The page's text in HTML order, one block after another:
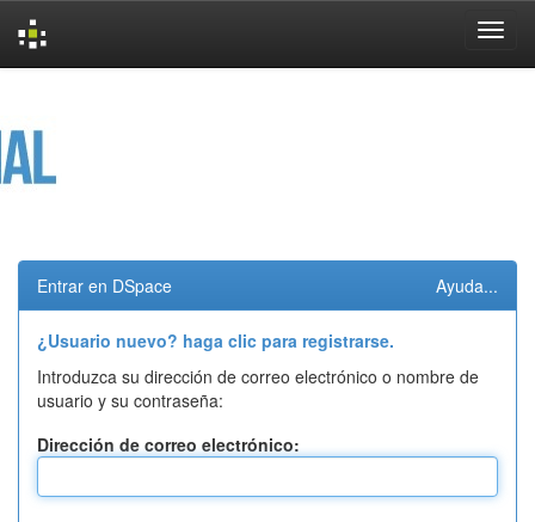
Entrar en DSpace Ayuda...
¿Usuario nuevo? haga clic para registrarse.
Introduzca su dirección de correo electrónico o nombre de
usuario y su contraseña:
Dirección de correo electrónico: